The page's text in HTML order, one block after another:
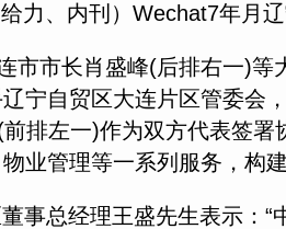
市长肖盛峰(后排右一)
宁自贸区大连片区管委
排左一)作为双方代表签
业管理等一系列服务，构
总经理王盛先生表示：“